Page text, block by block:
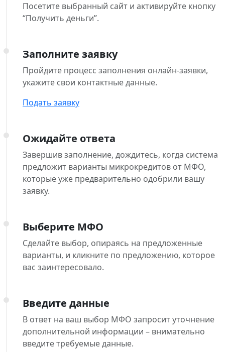
Посетите выбранный сайт и активируйте кнопку
“Получить деньги”.
Заполните заявку
Пройдите процесс заполнения онлайн-заявки,
укажите свои контактные данные.
Подать заявку
Ожидайте ответа
Завершив заполнение, дождитесь, когда система
предложит варианты микрокредитов от МФО,
которые уже предварительно одобрили вашу
заявку.
Выберите МФО
Сделайте выбор, опираясь на предложенные
варианты, и кликните по предложению, которое
вас заинтересовало.
Введите данные
В ответ на ваш выбор МФО запросит уточнение
дополнительной информации – внимательно
введите требуемые данные.